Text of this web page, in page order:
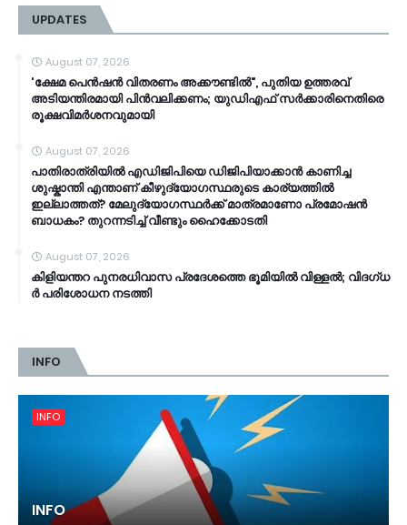
UPDATES
August 07, 2026
'ക്ഷേമ പെൻഷൻ വിതരണം അക്കൗണ്ടിൽ", പുതിയ ഉത്തരവ്
അടിയന്തിരമായി പിൻവലിക്കണം; യുഡിഎഫ് സർക്കാരിനെതിരെ
രൂക്ഷവിമർശനവുമായി
August 07, 2026
പാതിരാത്രിയിൽ എഡിജിപിയെ ഡിജിപിയാക്കാൻ കാണിച്ച
ശുഷ്കാന്തി എന്താണ് കീഴുദ്യോഗസ്ഥരുടെ കാര്യത്തിൽ
ഇല്ലാത്തത്? മേലുദ്യോഗസ്ഥർക്ക് മാത്രമാണോ പ്രമോഷൻ
ബാധകം? തുറന്നടിച്ച് വീണ്ടും ഹൈക്കോടതി
August 07, 2026
കി​ളി​യ​ന്ത​റ പു​ന​ര​ധി​വാ​സ പ്രദേശത്തെ ഭൂ​മി​യി​ൽ വി​ള്ള​ൽ; വി​ദ​ഗ്ധ​
ർ പ​രി​ശോ​ധ​ന ന​ട​ത്തി
INFO
INFO
INFO